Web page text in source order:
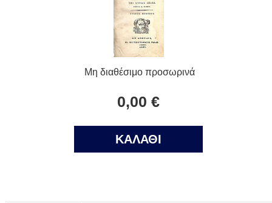
Μη διαθέσιμο προσωρινά
0,00 €
ΚΑΛΑΘΙ